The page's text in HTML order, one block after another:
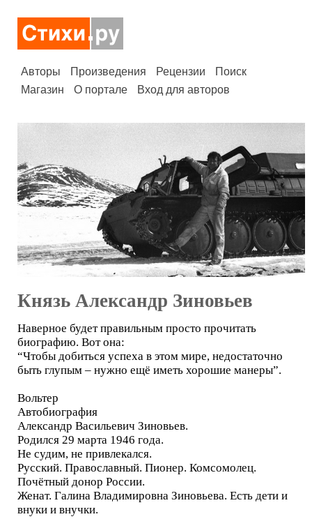
Авторы Произведения Рецензии
Поиск
Магазин
О портале Вход для авторов
Князь Александр Зиновьев
Наверное будет правильным просто прочитать
биографию. Вот она:
“Чтобы добиться успеха в этом мире, недостаточно
быть глупым – нужно ещё иметь хорошие манеры”.
Вольтер
Автобиография
Александр Васильевич Зиновьев.
Родился 29 марта 1946 года.
Не судим, не привлекался.
Русский. Православный. Пионер. Комсомолец.
Почётный донор России.
Женат. Галина Владимировна Зиновьева. Есть дети и
внуки и внучки.